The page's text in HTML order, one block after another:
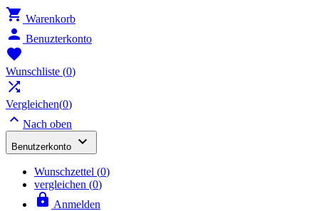
 Warenkorb
 Benuzterkonto

Wunschliste (0)

Vergleichen(0)
 Nach oben
Benutzerkonto 
Wunschzettel (0)
vergleichen (0)
 Anmelden